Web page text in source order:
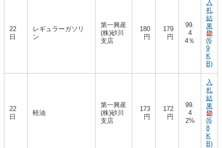
22
日
レギュラーガソリ
ン
第一興産
(株)砂川
支店
180
円
179
円
99.
4
4％
入
札
結
果
(6
9
K
B)
22
日
軽油
第一興産
(株)砂川
支店
173
円
172
円
99.
4
2%
入
札
結
果
(6
8
K
B)